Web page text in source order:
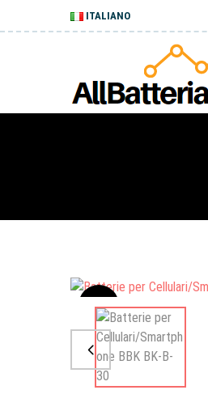
ITALIANO
Sale